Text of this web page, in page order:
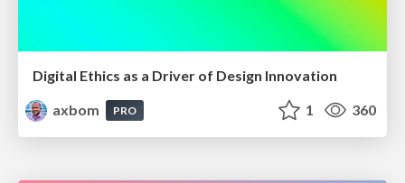
Digital Ethics as a Driver of Design Innovation
axbom
PRO 1 360